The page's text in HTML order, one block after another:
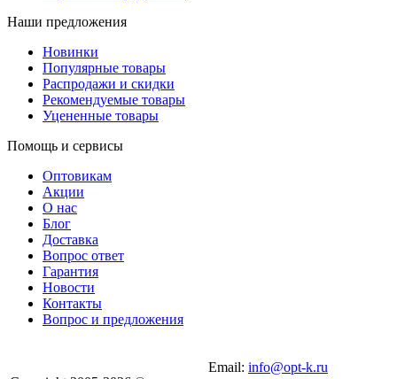
Наши предложения
Новинки
Популярные товары
Распродажи и скидки
Рекомендуемые товары
Уцененные товары
Помощь и сервисы
Оптовикам
Акции
О нас
Блог
Доставка
Вопрос ответ
Гарантия
Новости
Контакты
Вопрос и предложения
Email: info@opt-k.ru